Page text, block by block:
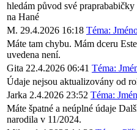
hledám původ své
na Hané
M. 29.4.2026 16:18 Téma:
Máte tam chybu. Mám dceru
uvedena není.
Gita 22.4.2026 06:41 Téma:
Údaje nejsou aktualizovány od
Jarka 2.4.2026 23:52 Téma:
Máte špatné a neúplné údaje
narodila v 11/2024.